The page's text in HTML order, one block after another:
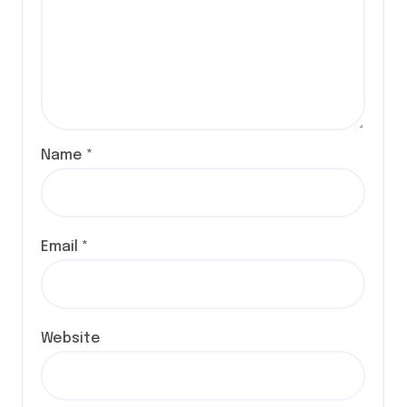
Name *
Email *
Website